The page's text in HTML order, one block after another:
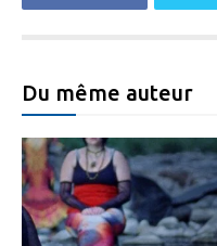
Du même auteur